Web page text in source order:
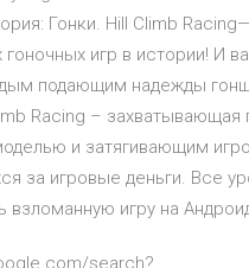
Гонки. Hill Climb
гоночных игр в истории! И
подающим надежды
Racing – захватывающая
и затягивающим
за игровые деньги. Все
взломанную игру на
search?